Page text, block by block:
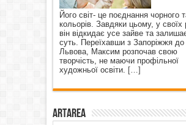
Його світ- це поєднання чорного
кольорів. Завдяки цьому, у своїх
він відкидає усе зайве та
суть. Переїхавши з Запоріжжя до
Львова, Максим розпочав свою
творчість, не маючи профільної
художньої освіти. […]
ArtArea